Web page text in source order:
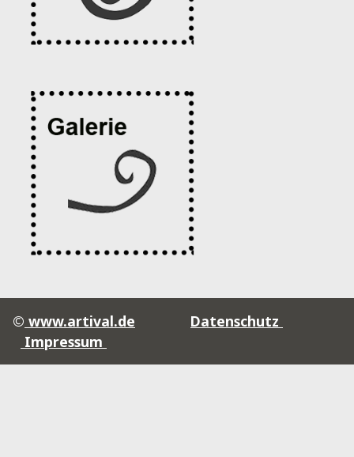
© www.artival.de
Datenschutz
Impressum